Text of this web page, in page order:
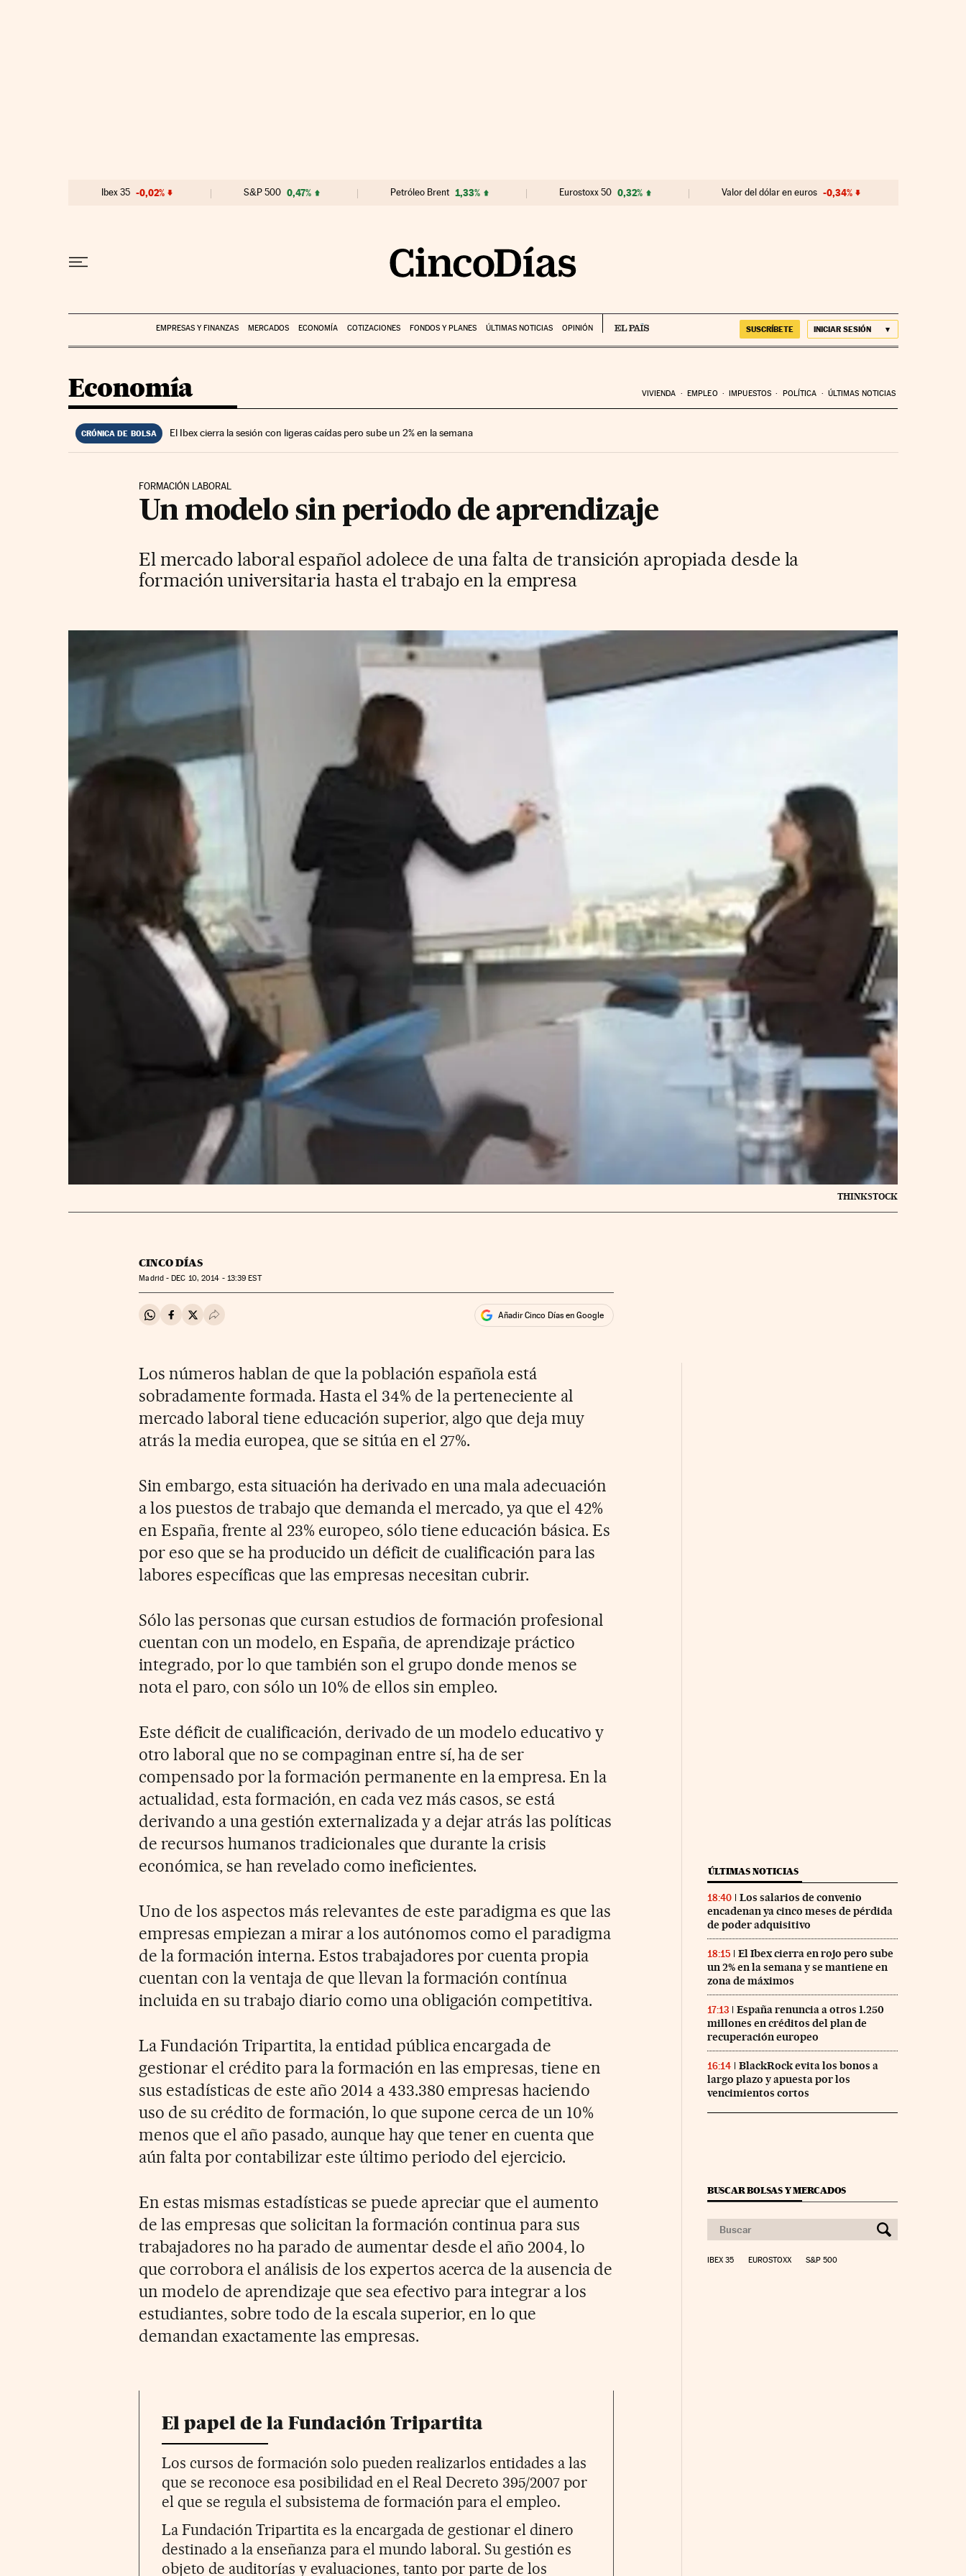
Ibex 35 -0,02% S&P 500 0,47% Petróleo Brent 1,33% Eurostoxx 50 0,32% Valor del dólar en euros -0,34%
EMPRESAS Y FINANZAS MERCADOS ECONOMÍA COTIZACIONES FONDOS Y PLANES ÚLTIMAS NOTICIAS OPINIÓN SUSCRÍBETE INICIAR SESIÓN
Economía VIVIENDA EMPLEO IMPUESTOS POLÍTICA ÚLTIMAS NOTICIAS
CRÓNICA DE BOLSA El Ibex cierra la sesión con ligeras caídas pero sube un 2% en la semana
FORMACIÓN LABORAL
Un modelo sin periodo de aprendizaje
El mercado laboral español adolece de una falta de transición apropiada desde la
formación universitaria hasta el trabajo en la empresa
THINKSTOCK
CINCO DÍAS
Madrid - DEC 10, 2014 - 13:39 EST
Compartir en Whatsapp
Compartir en Facebook
Compartir en Twitter
Desplegar Redes Sociales Añadir Cinco Días en Google
Los números hablan de que la población española está
sobradamente formada. Hasta el 34% de la perteneciente al
mercado laboral tiene educación superior, algo que deja muy
atrás la media europea, que se sitúa en el 27%.
Sin embargo, esta situación ha derivado en una mala adecuación
a los puestos de trabajo que demanda el mercado, ya que el 42%
en España, frente al 23% europeo, sólo tiene educación básica. Es
por eso que se ha producido un déficit de cualificación para las
labores específicas que las empresas necesitan cubrir.
Sólo las personas que cursan estudios de formación profesional
cuentan con un modelo, en España, de aprendizaje práctico
integrado, por lo que también son el grupo donde menos se
nota el paro, con sólo un 10% de ellos sin empleo.
Este déficit de cualificación, derivado de un modelo educativo y
otro laboral que no se compaginan entre sí, ha de ser
compensado por la formación permanente en la empresa. En la
actualidad, esta formación, en cada vez más casos, se está
derivando a una gestión externalizada y a dejar atrás las políticas
de recursos humanos tradicionales que durante la crisis
económica, se han revelado como ineficientes.
Uno de los aspectos más relevantes de este paradigma es que las
empresas empiezan a mirar a los autónomos como el paradigma
de la formación interna. Estos trabajadores por cuenta propia
cuentan con la ventaja de que llevan la formación contínua
incluida en su trabajo diario como una obligación competitiva.
La Fundación Tripartita, la entidad pública encargada de
gestionar el crédito para la formación en las empresas, tiene en
sus estadísticas de este año 2014 a 433.380 empresas haciendo
uso de su crédito de formación, lo que supone cerca de un 10%
menos que el año pasado, aunque hay que tener en cuenta que
aún falta por contabilizar este último periodo del ejercicio.
En estas mismas estadísticas se puede apreciar que el aumento
de las empresas que solicitan la formación continua para sus
trabajadores no ha parado de aumentar desde el año 2004, lo
que corrobora el análisis de los expertos acerca de la ausencia de
un modelo de aprendizaje que sea efectivo para integrar a los
estudiantes, sobre todo de la escala superior, en lo que
demandan exactamente las empresas.
El papel de la Fundación Tripartita
Los cursos de formación solo pueden realizarlos entidades a las
que se reconoce esa posibilidad en el Real Decreto 395/2007 por
el que se regula el subsistema de formación para el empleo.
La Fundación Tripartita es la encargada de gestionar el dinero
destinado a la enseñanza para el mundo laboral. Su gestión es
objeto de auditorías y evaluaciones, tanto por parte de los
ÚLTIMAS NOTICIAS
18:40
Los salarios de convenio
encadenan ya cinco meses de pérdida
de poder adquisitivo
18:15
El Ibex cierra en rojo pero sube
un 2% en la semana y se mantiene en
zona de máximos
17:13
España renuncia a otros 1.250
millones en créditos del plan de
recuperación europeo
16:14
BlackRock evita los bonos a
largo plazo y apuesta por los
vencimientos cortos
BUSCAR BOLSAS Y MERCADOS
IBEX 35 EUROSTOXX S&P 500